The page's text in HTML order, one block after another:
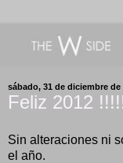
sábado, 31 de diciembre de
Feliz 2012
Sin alteraciones ni
el año.